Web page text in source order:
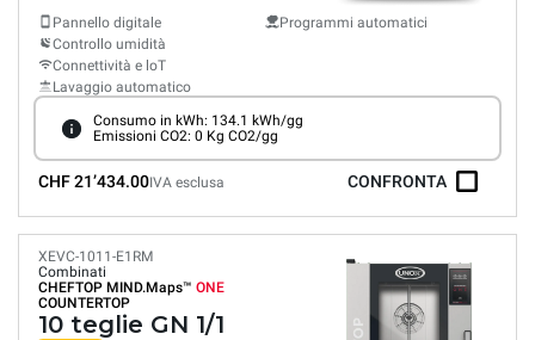
Pannello digitale
Controllo umidità
Connettività e loT
Lavaggio automatico
Programmi automatici
Consumo in kWh: 134.1 kWh/gg
Emissioni CO2: 0 Kg CO2/gg
CHF 21’434.00IVA esclusa CONFRONTA
XEVC-1011-E1RM
Combinati
CHEFTOP MIND.Maps™ ONE
COUNTERTOP
10 teglie GN 1/1